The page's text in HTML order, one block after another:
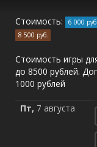
Стоимость: 6 000 руб.
8 500 руб.
Стоимость игры
до 8500 рублей.
1000 рублей
Пт, 7 августа